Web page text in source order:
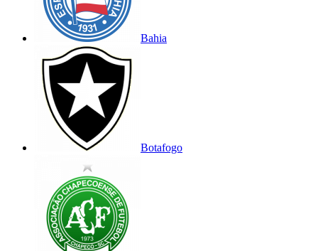
Bahia
Botafogo